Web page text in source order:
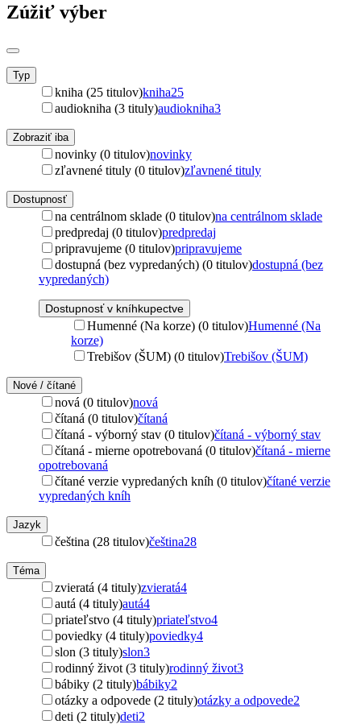
Zúžiť výber
Typ
kniha (25 titulov)kniha25
audiokniha (3 tituly)audiokniha3
Zobraziť iba
novinky (0 titulov)novinky
zľavnené tituly (0 titulov)zľavnené tituly
Dostupnosť
na centrálnom sklade (0 titulov)na centrálnom sklade
predpredaj (0 titulov)predpredaj
pripravujeme (0 titulov)pripravujeme
dostupná (bez vypredaných) (0 titulov)dostupná (bez
vypredaných)
Dostupnosť v kníhkupectve
Humenné (Na korze) (0 titulov)Humenné (Na
korze)
Trebišov (ŠUM) (0 titulov)Trebišov (ŠUM)
Nové / čítané
nová (0 titulov)nová
čítaná (0 titulov)čítaná
čítaná - výborný stav (0 titulov)čítaná - výborný stav
čítaná - mierne opotrebovaná (0 titulov)čítaná - mierne
opotrebovaná
čítané verzie vypredaných kníh (0 titulov)čítané verzie
vypredaných kníh
Jazyk
čeština (28 titulov)čeština28
Téma
zvieratá (4 tituly)zvieratá4
autá (4 tituly)autá4
priateľstvo (4 tituly)priateľstvo4
poviedky (4 tituly)poviedky4
slon (3 tituly)slon3
rodinný život (3 tituly)rodinný život3
bábiky (2 tituly)bábiky2
otázky a odpovede (2 tituly)otázky a odpovede2
deti (2 tituly)deti2